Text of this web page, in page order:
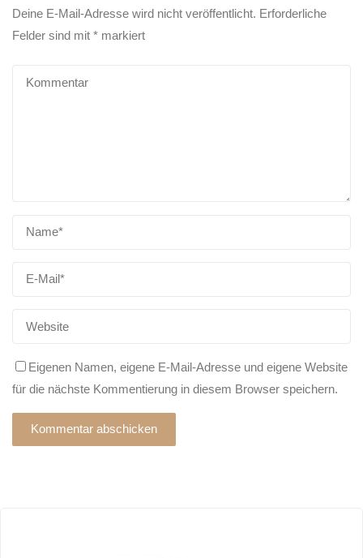
Deine E-Mail-Adresse wird nicht veröffentlicht. Erforderliche
Felder sind mit* markiert
Eigenen Namen, eigene E-Mail-Adresse und eigene Website
für die nächste Kommentierung in diesem Browser speichern.